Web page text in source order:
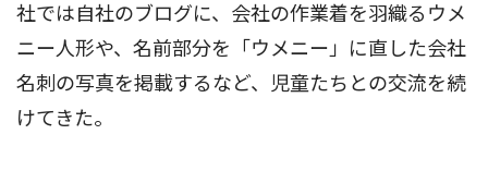
社では自社のブログに、会社の作業着を羽織るウメ
ニー人形や、名前部分を「ウメニー」に直した会社
名刺の写真を掲載するなど、児童たちとの交流を続
けてきた。